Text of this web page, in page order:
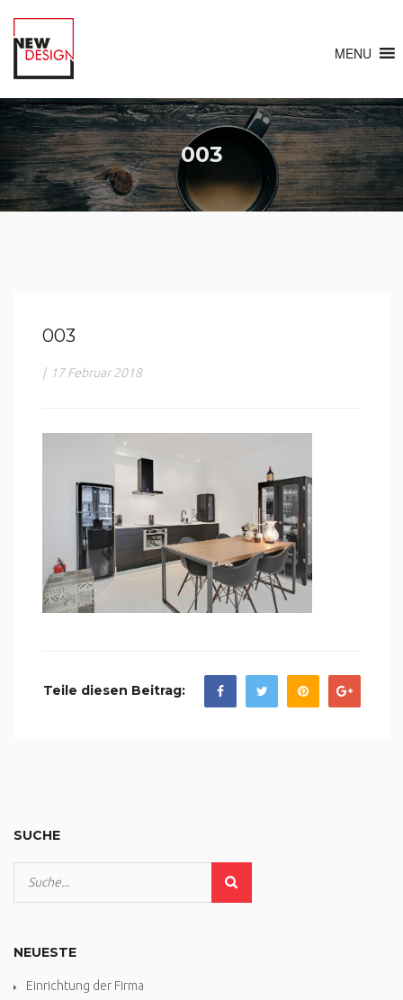
MENU
003
003
| 17 Februar 2018
Teile diesen Beitrag:
SUCHE
NEUESTE
Einrichtung der Firma